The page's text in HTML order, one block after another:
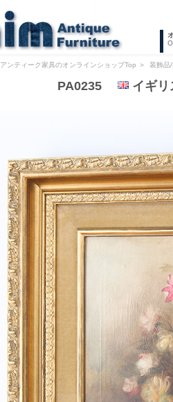
アンティーク家具のオンラインショップTop ＞ 装飾品
PA0235 イギリ